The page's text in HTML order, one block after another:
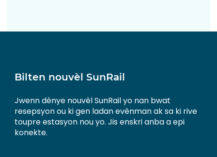
Bilten nouvèl SunRail
Jwenn dènye nouvèl SunRail yo nan bwat
resepsyon ou ki gen ladan evènman ak sa ki rive
toupre estasyon nou yo. Jis enskri anba a epi
konekte.